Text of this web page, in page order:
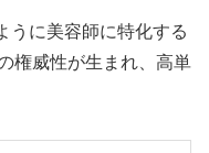
うに美容師に特化する
権威性が生まれ、高単